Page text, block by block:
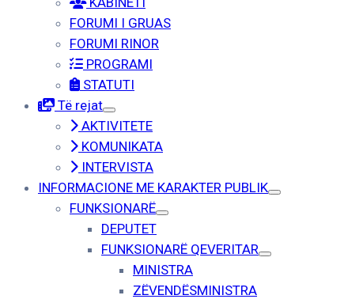
FORUMI I GRUAS
FORUMI RINOR
PROGRAMI
STATUTI
Të rejat
AKTIVITETE
KOMUNIKATA
INTERVISTA
INFORMACIONE ME KARAKTER PUBLIK
FUNKSIONARË
DEPUTET
FUNKSIONARË QEVERITAR
MINISTRA
ZËVENDËSMINISTRA